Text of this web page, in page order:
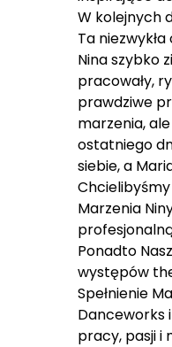
W kolejnych
Ta
Nina szybko
pracowały,
prawdziwe
marzenia,
ostatniego
siebie, a
Marzenia
Ponadto
występów
Spełnienie
Danceworks
pracy, pasji i